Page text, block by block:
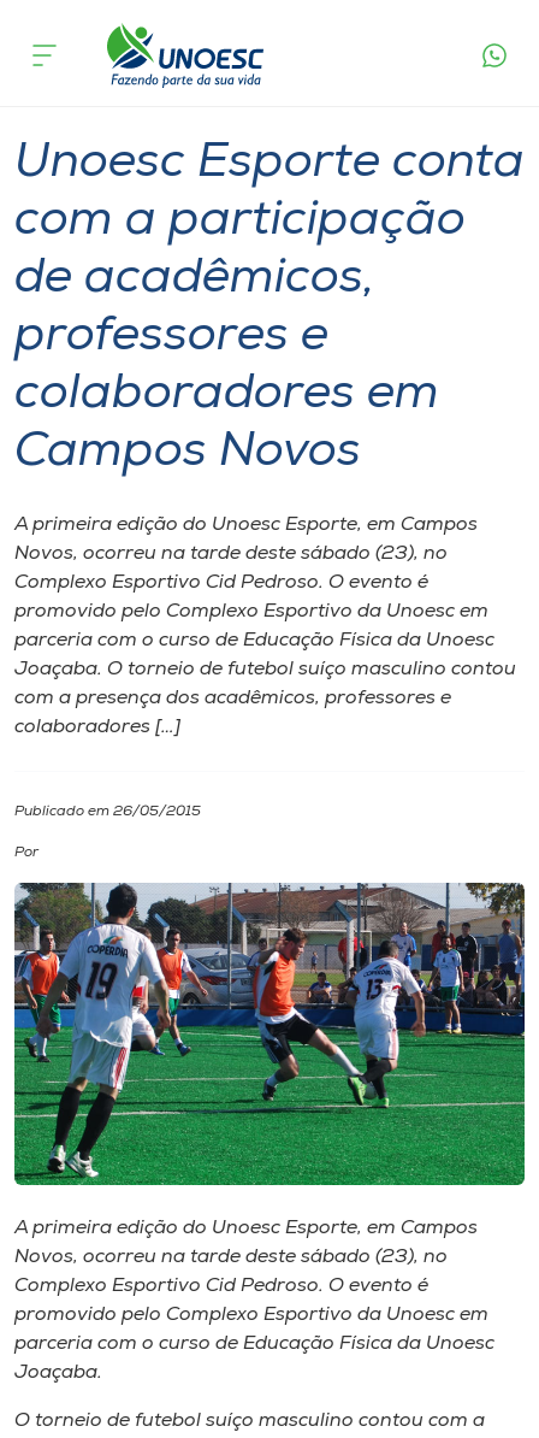
Cursos
Atendimento ao Estudante
Portal de Ensino
Unoesc
Internacionalização
I.nova
Diplomados
Cultura
CPA
Biblioteca
Editora
Rádio
Museu
Unoesc
Selecione
acontece
Campos Novos
Unoesc Esporte conta
com a participação
de acadêmicos,
professores e
colaboradores em
Campos Novos
A primeira edição do Unoesc Esporte, em Campos
Novos, ocorreu na tarde deste sábado (23), no
Complexo Esportivo Cid Pedroso. O evento é
promovido pelo Complexo Esportivo da Unoesc em
parceria com o curso de Educação Física da Unoesc
Joaçaba. O torneio de futebol suíço masculino contou
com a presença dos acadêmicos, professores e
colaboradores […]
Publicado em 26/05/2015
Por
A primeira edição do Unoesc Esporte, em Campos
Novos, ocorreu na tarde deste sábado (23), no
Complexo Esportivo Cid Pedroso. O evento é
promovido pelo Complexo Esportivo da Unoesc em
parceria com o curso de Educação Física da Unoesc
Joaçaba.
O torneio de futebol suíço masculino contou com a